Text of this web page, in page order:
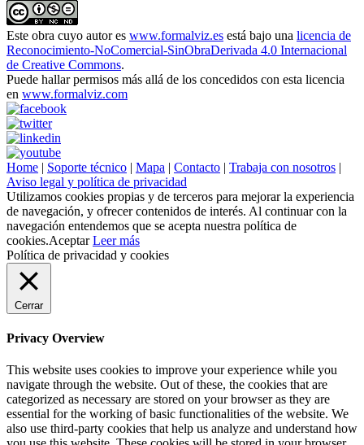
Este obra cuyo autor es www.formalviz.es está bajo una licencia de
Reconocimiento-NoComercial-SinObraDerivada 4.0 Internacional
de Creative Commons.
Puede hallar permisos más allá de los concedidos con esta licencia
en www.formalviz.com
Home | Soporte técnico | Mapa | Contacto | Trabaja con nosotros |
Aviso legal y política de privacidad
Utilizamos cookies propias y de terceros para mejorar la experiencia
de navegación, y ofrecer contenidos de interés. Al continuar con la
navegación entendemos que se acepta nuestra política de
cookies.Aceptar Leer más
Política de privacidad y cookies
Cerrar
Privacy Overview
This website uses cookies to improve your experience while you
navigate through the website. Out of these, the cookies that are
categorized as necessary are stored on your browser as they are
essential for the working of basic functionalities of the website. We
also use third-party cookies that help us analyze and understand how